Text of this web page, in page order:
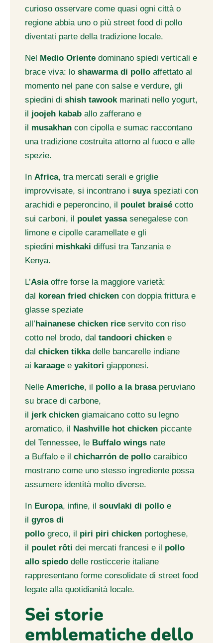
curioso osservare come quasi ogni città o
regione abbia uno o più street food di pollo
diventati parte della tradizione locale.
Nel Medio Oriente dominano spiedi verticali e
brace viva: lo shawarma di pollo affettato al
momento nel pane con salse e verdure, gli
spiedini di shish tawookmarinati nello yogurt,
il joojeh kabab allo zafferano e
il musakhan con cipolla e sumac raccontano
una tradizione costruita attorno al fuoco e alle
spezie.
In Africa, tra mercati serali e griglie
improvvisate, si incontrano i suyaspeziati con
arachidi e peperoncino, il poulet braisé cotto
sui carboni, il poulet yassasenegalese con
limone e cipolle caramellate e gli
spiedini mishkaki diffusi tra Tanzania e
Kenya.
L’Asiaoffre forse la maggiore varietà:
dal korean fried chicken con doppia frittura e
glasse speziate
all’hainanese chicken rice servito con riso
cotto nel brodo, dal tandoori chicken e
dal chicken tikkadelle bancarelle indiane
ai karaage e yakitori giapponesi.
Nelle Americhe, il pollo a la brasaperuviano
su brace di carbone,
il jerk chicken giamaicano cotto su legno
aromatico, il Nashville hot chicken piccante
del Tennessee, le Buffalo wings nate
a Buffalo e il chicharrón de pollo caraibico
mostrano come uno stesso ingrediente possa
assumere identità molto diverse.
In Europa, infine, il souvlaki di pollo e
il gyros di
pollo greco, il piri piri chicken portoghese,
il poulet rôti dei mercati francesi e il pollo
allo spiedo delle rosticcerie italiane
rappresentano forme consolidate di street food
legate alla quotidianità locale.
Sei storie
emblematiche dello